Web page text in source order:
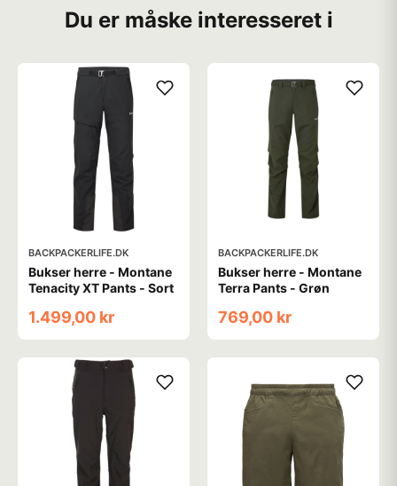
Du er måske interesseret i
BACKPACKERLIFE.DK
Bukser herre - Montane
Tenacity XT Pants - Sort
1.499,00 kr
BACKPACKERLIFE.DK
Bukser herre - Montane
Terra Pants - Grøn
769,00 kr